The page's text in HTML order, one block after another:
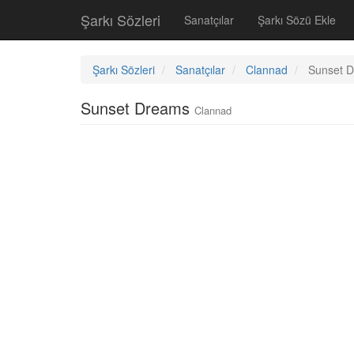
Şarkı Sözleri Sanatçılar Şarkı Sözü Ekle
Şarkı Sözleri Sanatçılar Clannad Sunset
Sunset Dreams Clannad